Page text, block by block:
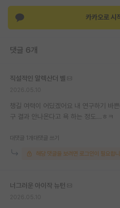
카카오로 시
댓글 6개
직설적인 알렉산더 벨
챙길 여력이 어딨겠어요 내 연구하기 바
구 결과 안나온다고 욕 하는 정도...ㅎㅋ
대댓글 1개 대댓글 쓰기
해당 댓글을 보려면 로그인이 필요합
너그러운 아이작 뉴턴